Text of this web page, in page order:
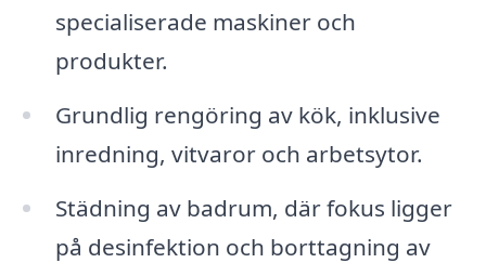
specialiserade maskiner och
produkter.
Grundlig rengöring av kök, inklusive
inredning, vitvaror och arbetsytor.
Städning av badrum, där fokus ligger
på desinfektion och borttagning av